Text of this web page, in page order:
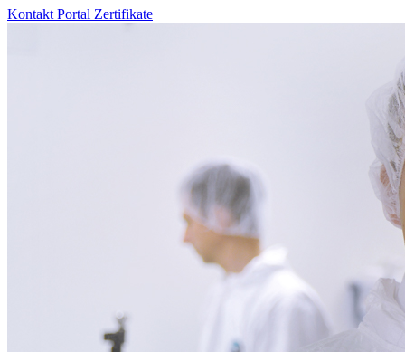
Kontakt Portal Zertifikate